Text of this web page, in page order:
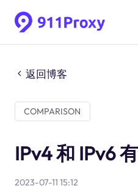
返回博客
COMPARISON
IPv4 和 IPv6
2023-07-11 15:12